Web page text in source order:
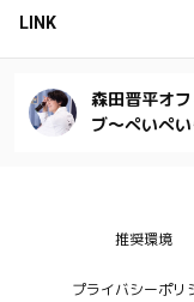
LINK
森田晋平オ
ブ〜ぺいぺ
推奨環境
プライバシーポリ